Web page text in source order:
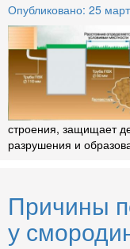
Опубликовано: 25
строения, защищает
разрушения и
Причины
у